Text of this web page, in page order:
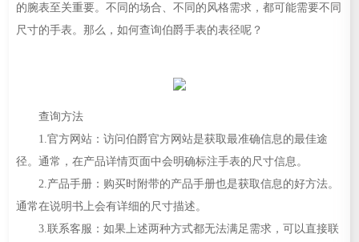
的腕表至关重要。不同的场合、不同的风格需求，都可能需要不同
尺寸的手表。那么，如何查询伯爵手表的表径呢？
查询方法
1.官方网站：访问伯爵官方网站是获取最准确信息的最佳途
径。通常，在产品详情页面中会明确标注手表的尺寸信息。
2.产品手册：购买时附带的产品手册也是获取信息的好方法。
通常在说明书上会有详细的尺寸描述。
3.联系客服：如果上述两种方式都无法满足需求，可以直接联